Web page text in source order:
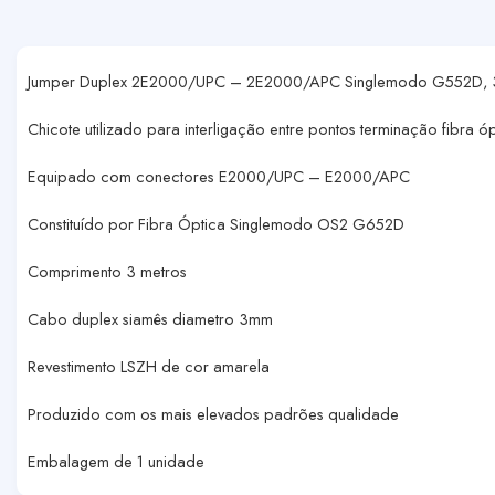
Jumper Duplex 2E2000/UPC – 2E2000/APC Singlemodo G552D,
Chicote utilizado para interligação entre pontos terminação fibra
Equipado com conectores E2000/UPC – E2000/APC
Constituído por Fibra Óptica Singlemodo OS2 G652D
Comprimento 3 metros
Cabo duplex siamês diametro 3mm
Revestimento LSZH de cor amarela
Produzido com os mais elevados padrões qualidade
Embalagem de 1 unidade